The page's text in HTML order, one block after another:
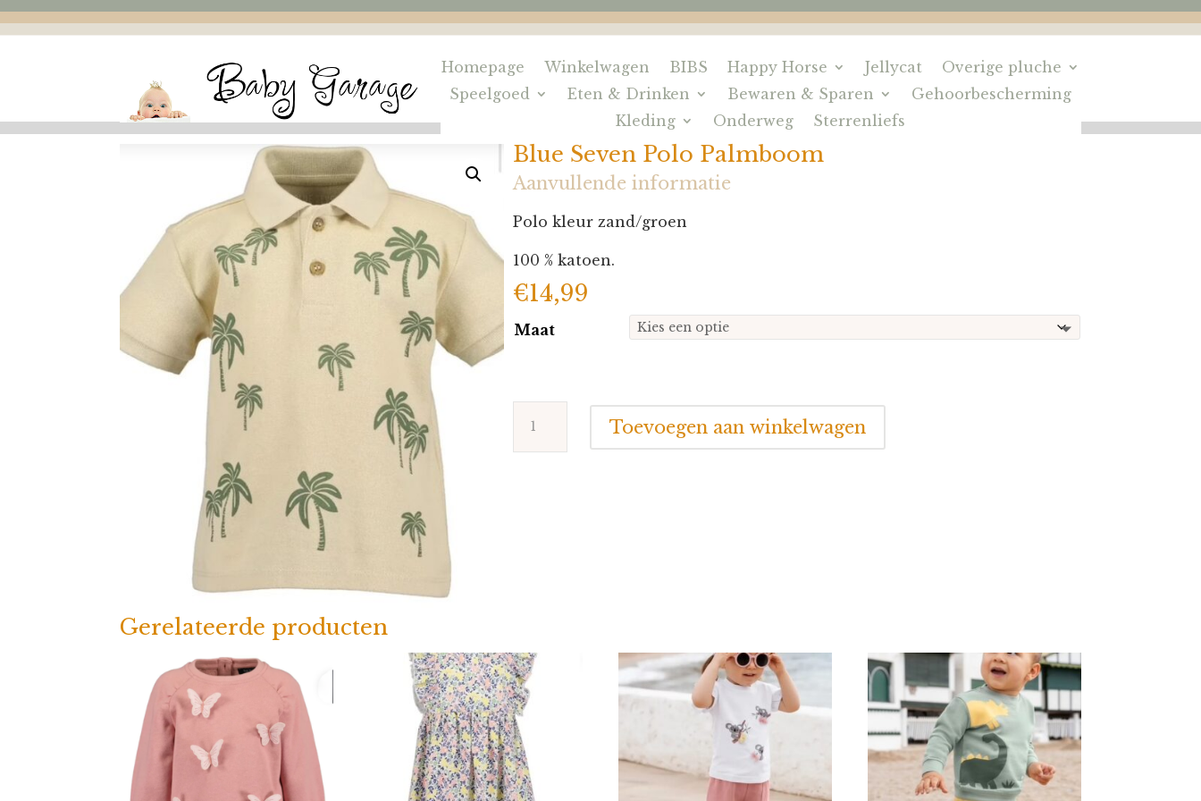
Homepage Winkelwagen BIBS Happy Horse Jellycat
Overige pluche
Speelgoed
Eten & Drinken Bewaren & Sparen
Gehoorbescherming
Kleding
Onderweg Sterrenliefs
Blue Seven Polo Palmboom
Aanvullende informatie
Polo kleur zand/groen
100 % katoen.
€14,99
Maat
Seven
Toevoegen aan winkelwagen
Gerelateerde producten